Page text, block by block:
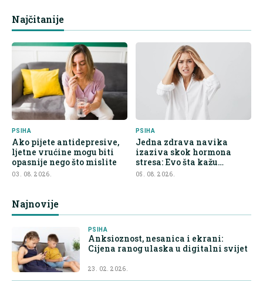
Najčitanije
PSIHA
Ako pijete antidepresive,
ljetne vrućine mogu biti
opasnije nego što mislite
03. 08. 2026.
PSIHA
Jedna zdrava navika
izaziva skok hormona
stresa: Evo šta kažu
endokrinolozi
05. 08. 2026.
Najnovije
PSIHA
Anksioznost, nesanica i ekrani:
Cijena ranog ulaska u digitalni svijet
23. 02. 2026.